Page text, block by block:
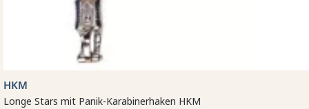
HKM
Longe Stars mit Panik-Karabinerhaken HKM